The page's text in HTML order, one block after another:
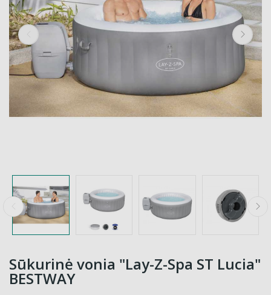
Sūkurinė vonia "Lay-Z-Spa ST Lucia"
BESTWAY